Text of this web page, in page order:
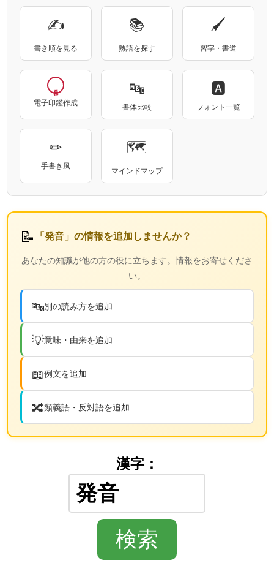
✍
書き順を見る
📚
熟語を探す
🖌
習字・書道
電子印鑑作成
🔤
書体比較
🅰
フォント一覧
✏
手書き風
🗺
マインドマップ
📝 「発音」の情報を追加しませんか？
あなたの知識が他の方の役に立ちます。情報をお寄せくださ
い。
🔤別の読み方を追加
💡意味・由来を追加
📖例文を追加
🔀類義語・反対語を追加
漢字：